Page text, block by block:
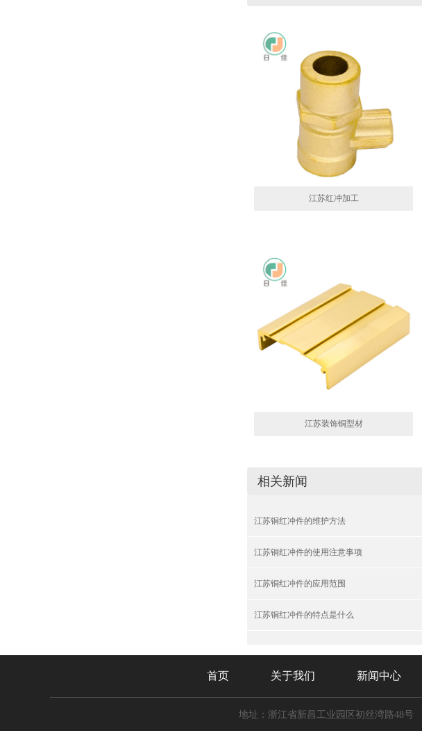
江苏红冲加工
江苏装饰铜型材
相关新闻
江苏铜红冲件的维护方法
江苏铜红冲件的使用注意事项
江苏铜红冲件的应用范围
江苏铜红冲件的特点是什么
首页 关于我们 新闻中心
地址：浙江省新昌工业园区初丝湾路48号